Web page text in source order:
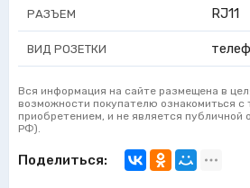
РАЗЪЕМ RJ11
ВИД РОЗЕТКИ
Вся информация на сайте размещена в
возможности покупателю ознакомиться с
приобретением, и не является публичной
РФ).
Поделиться: